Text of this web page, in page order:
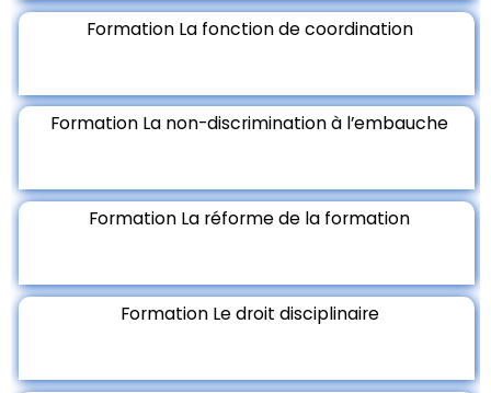
Formation La fonction de coordination
Formation La non-discrimination à l’embauche
Formation La réforme de la formation
Formation Le droit disciplinaire